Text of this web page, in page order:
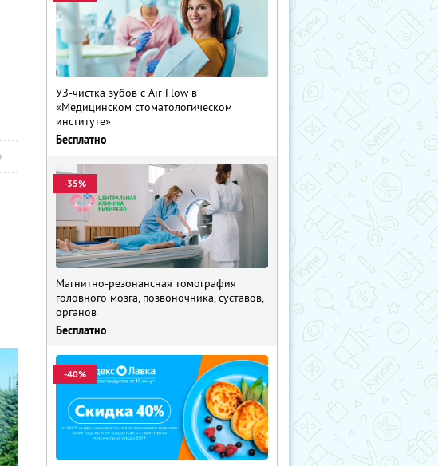
УЗ-чистка зубов с Air Flow в
«Медицинском стоматологическом
институте»
Бесплатно
-35%
Магнитно-резонансная томография
головного мозга, позвоночника, суставов,
органов
Бесплатно
-40%